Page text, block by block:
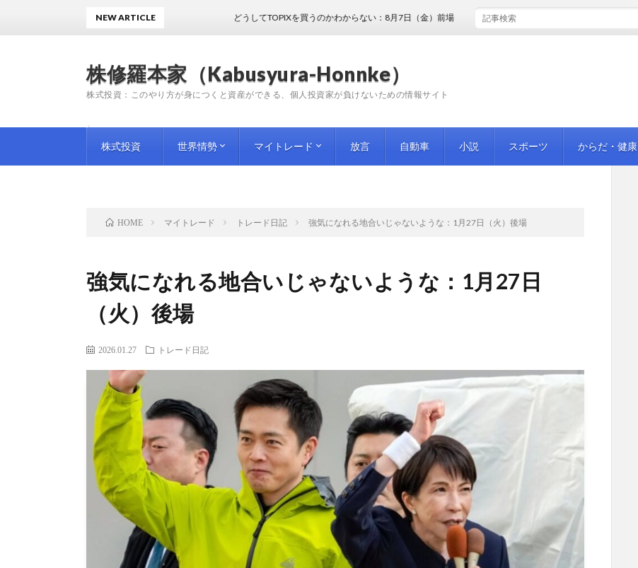
株修羅本家（Kabusyura-Honnke）
株式投資：このやり方が身につくと資産ができる、個人投資家が負けないための情報サイト
株式投資 世界情勢 マイトレード 放言 自動車 小説 スポーツ からだ・健康
NEW ARTICLE どうしてTOPIXを買うのかわからない：8月7日（金）前場
HOME マイトレード トレード日記 強気になれる地合いじゃないような：1月27日（火）後場
強気になれる地合いじゃないような：1月27日
（火）後場
2026.01.27 トレード日記